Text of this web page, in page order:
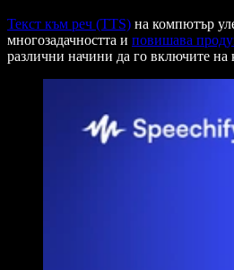
Текст към реч (TTS) на компютър
многозадачността и повишава
различни начини да го включите